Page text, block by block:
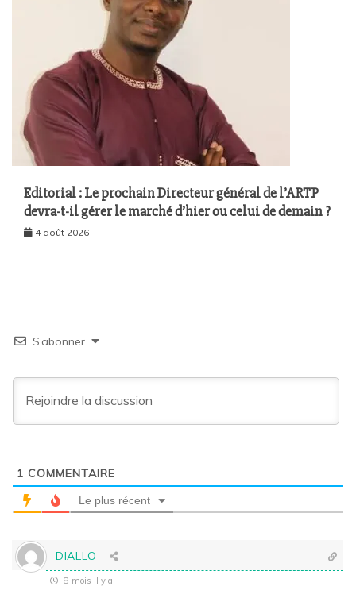
Editorial : Le prochain Directeur général de l’ARTP
devra-t-il gérer le marché d’hier ou celui de demain ?
4 août 2026
S’abonner
1 COMMENTAIRE
Le plus récent
DIALLO
8 mois il y a